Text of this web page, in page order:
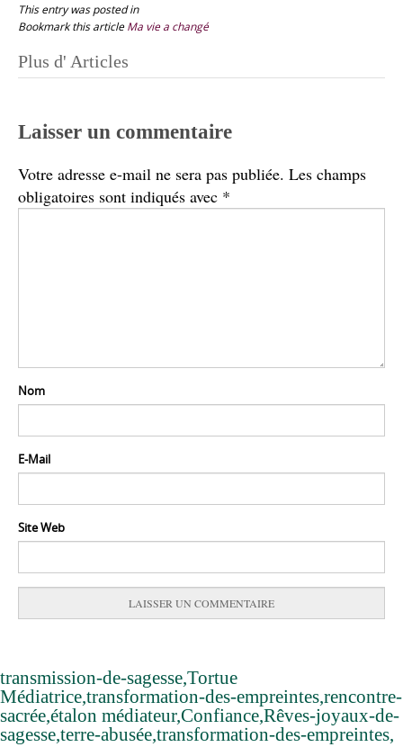
This entry was posted in
Bookmark this articleMa vie a changé
Post
navigation
Plus d' Articles
Laisser un commentaire
Votre adresse e-mail ne sera pas publiée. Les champs
obligatoires sont indiqués avec *
Nom
E-Mail
Site Web
transmission-de-sagesse,Tortue
Médiatrice,transformation-des-empreintes,rencontre-
sacrée,étalon médiateur,Confiance,Rêves-joyaux-de-
sagesse,terre-abusée,transformation-des-empreintes,